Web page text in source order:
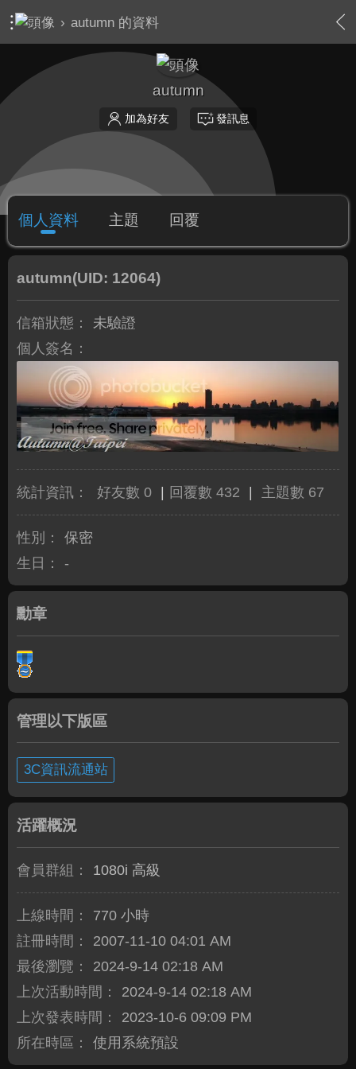
› autumn 的資料
autumn
加為好友 發訊息
個人資料 主題 回覆
autumn(UID: 12064)
信箱狀態：
未驗證
個人簽名：
統計資訊： 好友數 0 回覆數 432 主題數 67
性別：
保密
生日：
-
勳章
管理以下版區
3C資訊流通站
活躍概況
會員群組： 1080i 高級
上線時間：
770 小時
註冊時間：
2007-11-10 04:01 AM
最後瀏覽：
2024-9-14 02:18 AM
上次活動時間：
2024-9-14 02:18 AM
上次發表時間：
2023-10-6 09:09 PM
所在時區：
使用系統預設